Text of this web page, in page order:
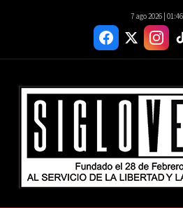
7 ago 2026 | 01:46